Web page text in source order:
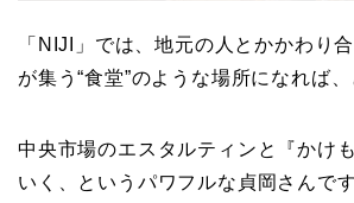
「NIJI」では、地元の人とかかわり
が集う“食堂”のような場所になれば、
中央市場のエスタルティンと『かけ
いく、というパワフルな貞岡さんで